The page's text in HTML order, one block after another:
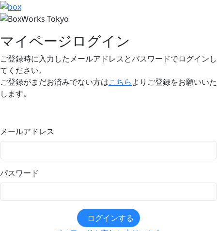
マイページログイン
ご登録時に入力したメールアドレスとパスワードでログインし
てください。
ご登録がまだお済みでない方はこちらよりご登録をお願いいた
します。
メールアドレス
パスワード
ログインする